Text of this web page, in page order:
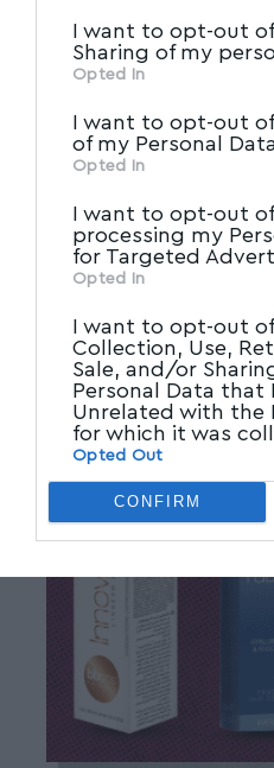
of downstream
information may also
Participantsthat may
other third parties.
I want to opt-out
Sharing of my
Opted In
I want to opt-out of
of my Personal
Opted In
I want to opt-out of
processing my
for Targeted
Opted In
I want to opt-out of
Collection, Use,
Sale, and/or
Personal Data that
Unrelated with the
for which it was
Opted Out
CONFIRM